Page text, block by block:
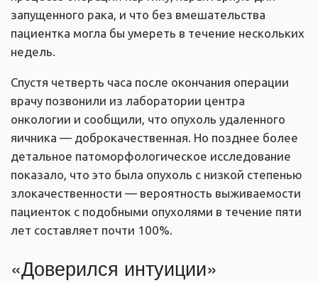
запущенного рака, и что без вмешательства
пациентка могла бы умереть в течение нескольких
недель.
Спустя четверть часа после окончания операции
врачу позвонили из лаборатории центра
онкологии и сообщили, что опухоль удаленного
яичника — доброкачественная. Но позднее более
детальное патоморфологическое исследование
показало, что это была опухоль с низкой степенью
злокачественности — вероятность выживаемости
пациенток с подобными опухолями в течение пяти
лет составляет почти 100%.
«Доверился интуиции»